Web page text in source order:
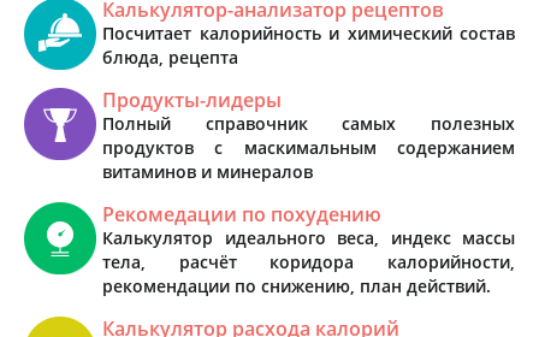
Калькулятор-анализатор рецептов
Посчитает калорийность и химический состав
блюда, рецепта
Продукты-лидеры
Полный справочник самых полезных
продуктов с маскимальным содержанием
витаминов и минералов
Рекомедации по похудению
Калькулятор идеального веса, индекс массы
тела, расчёт коридора калорийности,
рекомендации по снижению, план действий.
Калькулятор расхода калорий